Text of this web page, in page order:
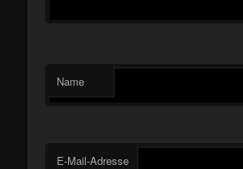
Name
E-Mail-Adresse